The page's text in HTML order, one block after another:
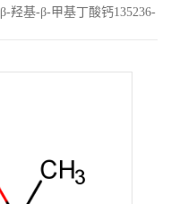
β-羟基-β-甲基丁酸钙135236-